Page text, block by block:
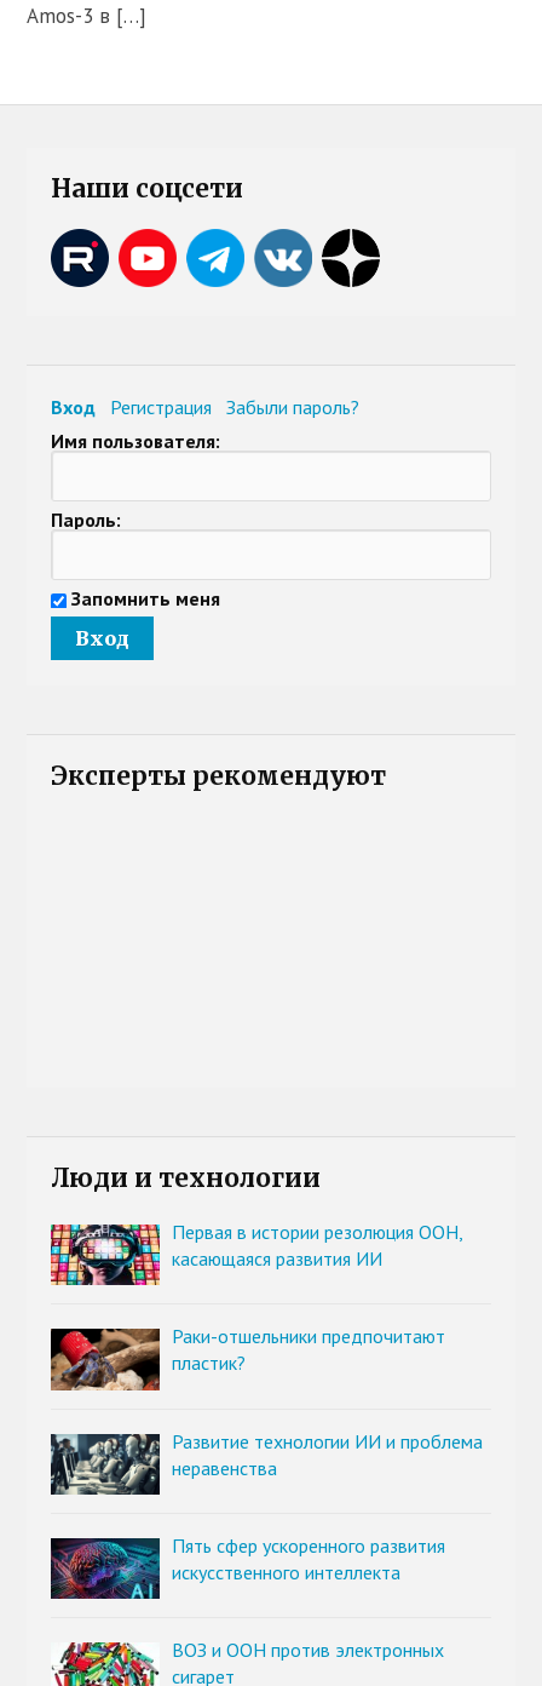
Amos-3 в […]
Наши соцсети
Вход Регистрация
Забыли пароль?
Имя пользователя:
Пароль:
Запомнить меня
Эксперты рекомендуют
Люди и технологии
Первая в истории резолюция ООН,
касающаяся развития ИИ
Раки-отшельники предпочитают
пластик?
Развитие технологии ИИ и проблема
неравенства
Пять сфер ускоренного развития
искусственного интеллекта
ВОЗ и ООН против электронных
сигарет